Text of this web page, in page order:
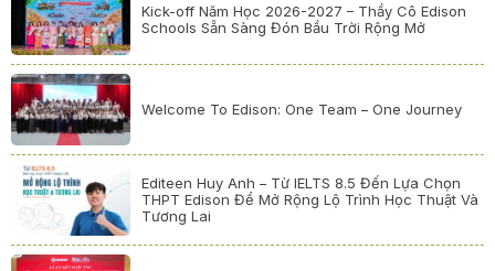
Kick-off Năm Học 2026-2027 – Thầy Cô Edison
Schools Sẵn Sàng Đón Bầu Trời Rộng Mở
Welcome To Edison: One Team – One Journey
Editeen Huy Anh – Từ IELTS 8.5 Đến Lựa Chọn
THPT Edison Để Mở Rộng Lộ Trình Học Thuật Và
Tương Lai